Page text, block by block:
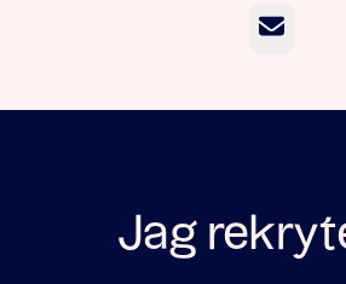
E-post
Jag